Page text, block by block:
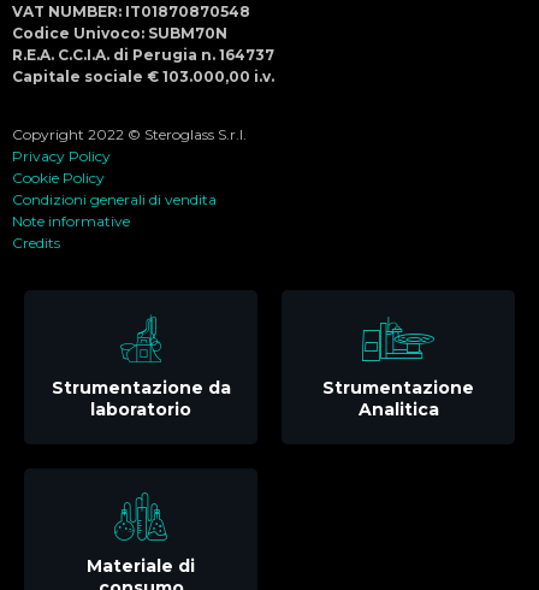
VAT NUMBER: IT01870870548
Codice Univoco: SUBM70N
R.E.A. C.C.I.A. di Perugia n. 164737
Capitale sociale € 103.000,00 i.v.
Copyright 2022 © Steroglass S.r.l.
Privacy Policy
Cookie Policy
Condizioni generali di vendita
Note informative
Credits
Strumentazione da
laboratorio
Strumentazione
Analitica
Materiale di